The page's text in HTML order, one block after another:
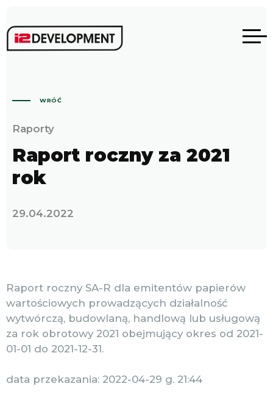
WRÓĆ
Raporty
Raport roczny za 2021
rok
29.04.2022
Raport roczny SA-R dla emitentów papierów
wartościowych prowadzących działalność
wytwórczą, budowlaną, handlową lub usługową
za rok obrotowy 2021 obejmujący okres od 2021-
01-01 do 2021-12-31.
data przekazania: 2022-04-29 g. 21:44